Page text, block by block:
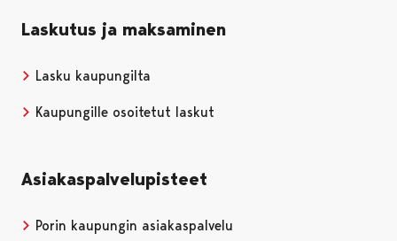
Laskutus ja maksaminen
Lasku kaupungilta
Kaupungille osoitetut laskut
Asiakaspalvelupisteet
Porin kaupungin asiakaspalvelu